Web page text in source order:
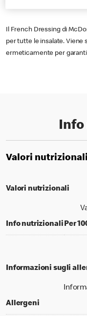
Il French Dressing di
per tutte le insalate. Viene
ermeticamente per
Valori nutrizionali
Valori nutrizionali
Info nutrizionaliPer
Informazioni sugli
Allergeni